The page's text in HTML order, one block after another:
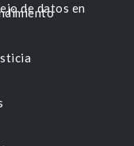
de datos en